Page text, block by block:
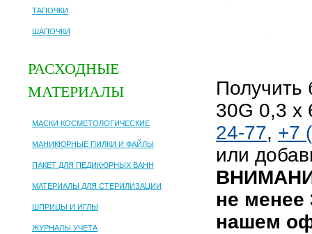
ТАПОЧКИ
ШАПОЧКИ
РАСХОДНЫЕ
МАТЕРИАЛЫ
МАСКИ КОСМЕТОЛОГИЧЕСКИЕ
МАНИКЮРНЫЕ ПИЛКИ И ФАЙЛЫ
ПАКЕТ ДЛЯ ПЕДИКЮРНЫХ ВАНН
МАТЕРИАЛЫ ДЛЯ СТЕРИЛИЗАЦИИ
ШПРИЦЫ И ИГЛЫ
ЖУРНАЛЫ УЧЕТА
30G 0,3
24-77, +7
или
не менее
нашем